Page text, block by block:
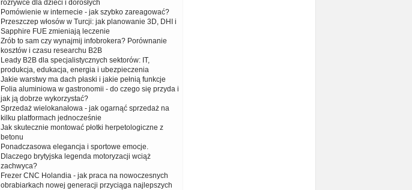
rozrywce dla dzieci i dorosłych
Pomówienie w internecie - jak szybko zareagować?
Przeszczep włosów w Turcji: jak planowanie 3D, DHI i
Sapphire FUE zmieniają leczenie
Zrób to sam czy wynajmij infobrokera? Porównanie
kosztów i czasu researchu B2B
Leady B2B dla specjalistycznych sektorów: IT,
produkcja, edukacja, energia i ubezpieczenia
Jakie warstwy ma dach płaski i jakie pełnią funkcje
Folia aluminiowa w gastronomii - do czego się przyda i
jak ją dobrze wykorzystać?
Sprzedaż wielokanałowa - jak ogarnąć sprzedaż na
kilku platformach jednocześnie
Jak skutecznie montować płotki herpetologiczne z
betonu
Ponadczasowa elegancja i sportowe emocje.
Dlaczego brytyjska legenda motoryzacji wciąż
zachwyca?
Frezer CNC Holandia - jak praca na nowoczesnych
obrabiarkach nowej generacji przyciąga najlepszych